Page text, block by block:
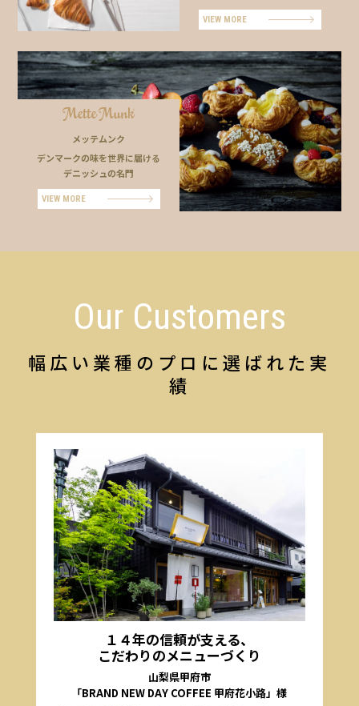
VIEW MORE
メッテムンク
デンマークの味を世界に届ける
デニッシュの名門
VIEW MORE
Our Customers
幅広い業種のプロに選ばれた実
績
１４年の信頼が支える、
こだわりのメニューづくり
山梨県甲府市
「BRAND NEW DAY COFFEE 甲府花小路」様